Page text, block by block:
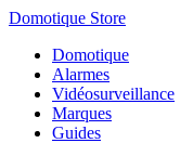
Domotique Store
Domotique
Alarmes
Vidéosurveillance
Marques
Guides